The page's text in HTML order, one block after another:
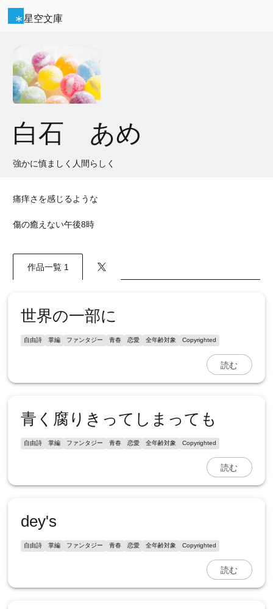
星空文庫
白石 あめ
強かに慎ましく人間らしく
痛痒さを感じるような
傷の癒えない午後8時
作品一覧 1
世界の一部に
自由詩 掌編 ファンタジー 青春 恋愛 全年齢対象 Copyrighted
読む
青く腐りきってしまっても
自由詩 掌編 ファンタジー 青春 恋愛 全年齢対象 Copyrighted
読む
dey's
自由詩 掌編 ファンタジー 青春 恋愛 全年齢対象 Copyrighted
読む